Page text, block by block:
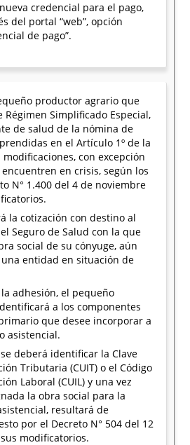
credencial para el pago,
del portal “web”, opción
de pago”.
productor agrario que
Simplificado Especial,
de salud de la nómina de
en el Artículo 1º de la
modificaciones, con excepción
en crisis, según los
N° 1.400 del 4 de noviembre
la cotización con destino al
Seguro de Salud con la que
social de su cónyuge, aún
entidad en situación de
adhesión, el pequeño
a los componentes
que desee incorporar a
asistencial.
deberá identificar la Clave
Tributaria (CUIT) o el Código
Laboral (CUIL) y una vez
la obra social para la
resultará de
por el Decreto N° 504 del 12
modificatorios.